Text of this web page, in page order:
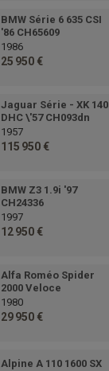
BMW Série 6 635 CSI
'86 CH65609
1986
25 950 €
Jaguar Série - XK 140
DHC \'57 CH093dn
1957
115 950 €
BMW Z3 1.9i '97
CH24336
1997
12 950 €
Alfa Roméo Spider
2000 Veloce
1980
29 950 €
Alpine A 110 1600 SX